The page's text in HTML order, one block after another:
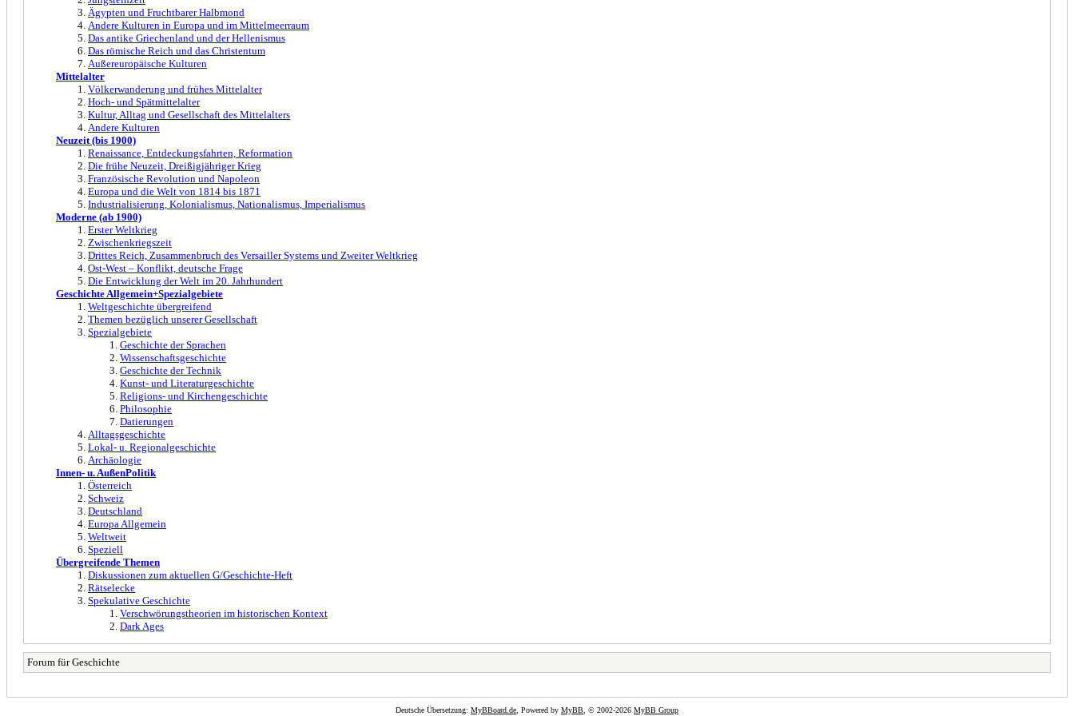
Ägypten und Fruchtbarer Halbmond
Andere Kulturen in Europa und im Mittelmeerraum
Das antike Griechenland und der Hellenismus
Das römische Reich und das Christentum
Außereuropäische Kulturen
Mittelalter
Völkerwanderung und frühes Mittelalter
Hoch- und Spätmittelalter
Kultur, Alltag und Gesellschaft des Mittelalters
Andere Kulturen
Neuzeit (bis 1900)
Renaissance, Entdeckungsfahrten, Reformation
Die frühe Neuzeit, Dreißigjähriger Krieg
Französische Revolution und Napoleon
Europa und die Welt von 1814 bis 1871
Industrialisierung, Kolonialismus, Nationalismus, Imperialismus
Moderne (ab 1900)
Erster Weltkrieg
Zwischenkriegszeit
Drittes Reich, Zusammenbruch des Versailler Systems und Zweiter Weltkrieg
Ost-West – Konflikt, deutsche Frage
Die Entwicklung der Welt im 20. Jahrhundert
Geschichte Allgemein+Spezialgebiete
Weltgeschichte übergreifend
Themen bezüglich unserer Gesellschaft
Spezialgebiete
Geschichte der Sprachen
Wissenschaftsgeschichte
Geschichte der Technik
Kunst- und Literaturgeschichte
Religions- und Kirchengeschichte
Philosophie
Datierungen
Alltagsgeschichte
Lokal- u. Regionalgeschichte
Archäologie
Innen- u. AußenPolitik
Österreich
Schweiz
Deutschland
Europa Allgemein
Weltweit
Speziell
Übergreifende Themen
Diskussionen zum aktuellen G/Geschichte-Heft
Rätselecke
Spekulative Geschichte
Verschwörungstheorien im historischen Kontext
Dark Ages
Forum für Geschichte
Deutsche Übersetzung: MyBBoard.de , Powered by MyBB , © 2002-2026 MyBB Group